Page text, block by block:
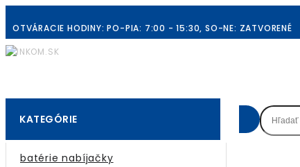
OTVÁRACIE HODINY: PO-PIA: 7:00 - 15:30, SO-NE: ZATVORENÉ
KATEGÓRIE
batérie nabíjačky